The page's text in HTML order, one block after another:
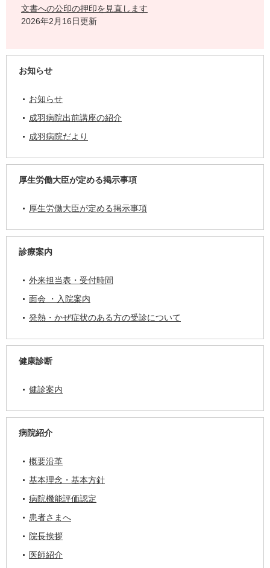
文書への公印の押印を見直します
2026年2月16日更新
お知らせ
お知らせ
成羽病院出前講座の紹介
成羽病院だより
厚生労働大臣が定める掲示事項
厚生労働大臣が定める掲示事項
診療案内
外来担当表・受付時間
面会 ・入院案内
発熱・かぜ症状のある方の受診について
健康診断
健診案内
病院紹介
概要沿革
基本理念・基本方針
病院機能評価認定
患者さまへ
院長挨拶
医師紹介